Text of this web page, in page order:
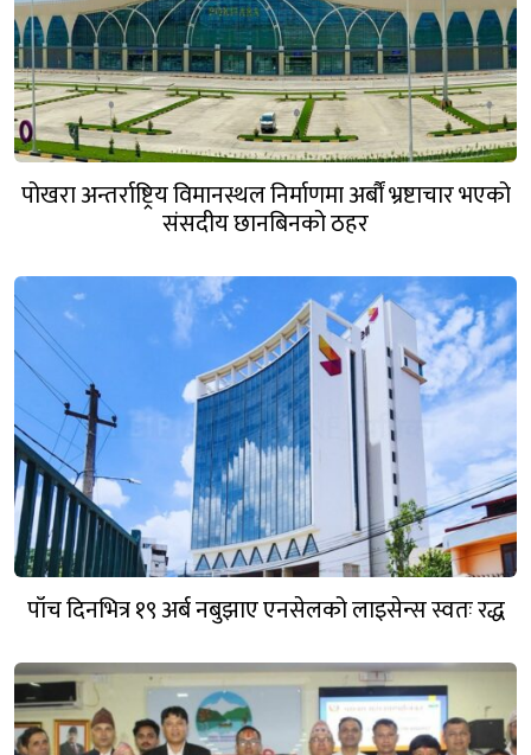
पोखरा अन्तर्राष्ट्रिय विमानस्थल निर्माणमा अर्बौं भ्रष्टाचार भएको
संसदीय छानबिनको ठहर
पाँच दिनभित्र १९ अर्ब नबुझाए एनसेलको लाइसेन्स स्वतः रद्ध